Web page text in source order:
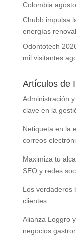
Colombia
Chubb impulsa
energías
Odontotech
mil visitantes
Artículos de
Administración
clave en la
Netiqueta en la
correos
Maximiza tu
SEO y redes
Los verdaderos
clientes
Alianza Loggro
negocios